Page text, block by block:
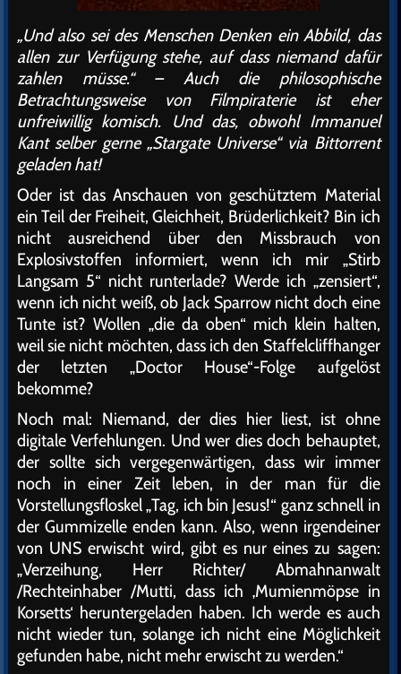
„Und also sei des Menschen Denken ein Abbild, das
allen zur Verfügung stehe, auf dass niemand dafür
zahlen müsse.“ – Auch die philosophische
Betrachtungsweise von Filmpiraterie ist eher
unfreiwillig komisch. Und das, obwohl Immanuel
Kant selber gerne „Stargate Universe“ via Bittorrent
geladen hat!
Oder ist das Anschauen von geschütztem Material
ein Teil der Freiheit, Gleichheit, Brüderlichkeit? Bin ich
nicht ausreichend über den Missbrauch von
Explosivstoffen informiert, wenn ich mir „Stirb
Langsam 5“ nicht runterlade? Werde ich „zensiert“,
wenn ich nicht weiß, ob Jack Sparrow nicht doch eine
Tunte ist? Wollen „die da oben“ mich klein halten,
weil sie nicht möchten, dass ich den Staffelcliffhanger
der letzten „Doctor House“-Folge aufgelöst
bekomme?
Noch mal: Niemand, der dies hier liest, ist ohne
digitale Verfehlungen. Und wer dies doch behauptet,
der sollte sich vergegenwärtigen, dass wir immer
noch in einer Zeit leben, in der man für die
Vorstellungsfloskel „Tag, ich bin Jesus!“ ganz schnell in
der Gummizelle enden kann. Also, wenn irgendeiner
von UNS erwischt wird, gibt es nur eines zu sagen:
„Verzeihung, Herr Richter/ Abmahnanwalt
/Rechteinhaber /Mutti, dass ich ‚Mumienmöpse in
Korsetts‘ heruntergeladen haben. Ich werde es auch
nicht wieder tun, solange ich nicht eine Möglichkeit
gefunden habe, nicht mehr erwischt zu werden.“